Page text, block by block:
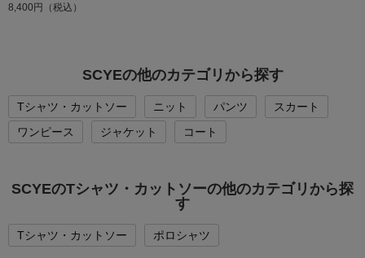
8,400円（税込）
SCYEの他のカテゴリから探す
Tシャツ・カットソー ニット パンツ
スカート
ワンピース
ジャケット コート
SCYEのTシャツ・カットソーの他のカテゴリから探
す
Tシャツ・カットソー ポロシャツ